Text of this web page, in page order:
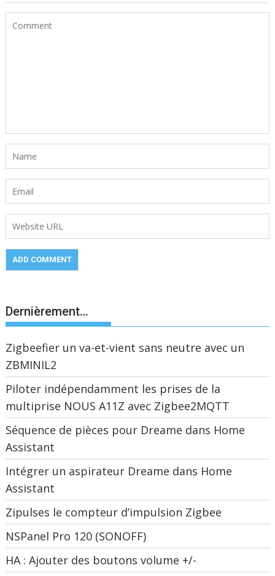
Dernièrement…
Zigbeefier un va-et-vient sans neutre avec un
ZBMINIL2
Piloter indépendamment les prises de la
multiprise NOUS A11Z avec Zigbee2MQTT
Séquence de pièces pour Dreame dans Home
Assistant
Intégrer un aspirateur Dreame dans Home
Assistant
Zipulses le compteur d’impulsion Zigbee
NSPanel Pro 120 (SONOFF)
HA : Ajouter des boutons volume +/-